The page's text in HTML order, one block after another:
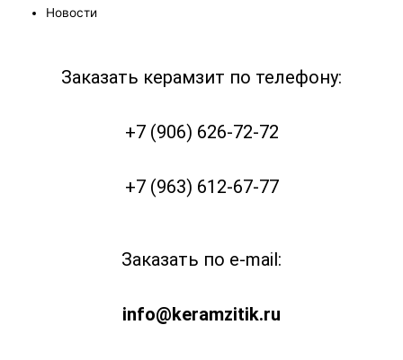
Новости
Заказать керамзит по телефону:
+7 (906) 626-72-72
+7 (963) 612-67-77
Заказать по e-mail:
info@keramzitik.ru